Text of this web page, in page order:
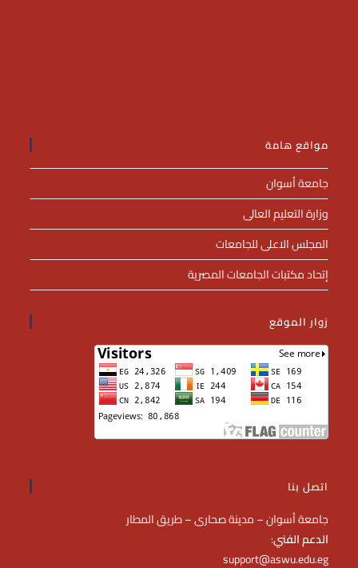
مواقع هامة
جامعة أسوان
وزارة التعليم العالى
المجلس الاعلى للجامعات
إتحاد مكتبات الجامعات المصرية
زوار الموقع
اتصل بنا
جامعة أسوان – مدينة صحارى – طريق المطار
:الدعم الفني
support@aswu.edu.eg